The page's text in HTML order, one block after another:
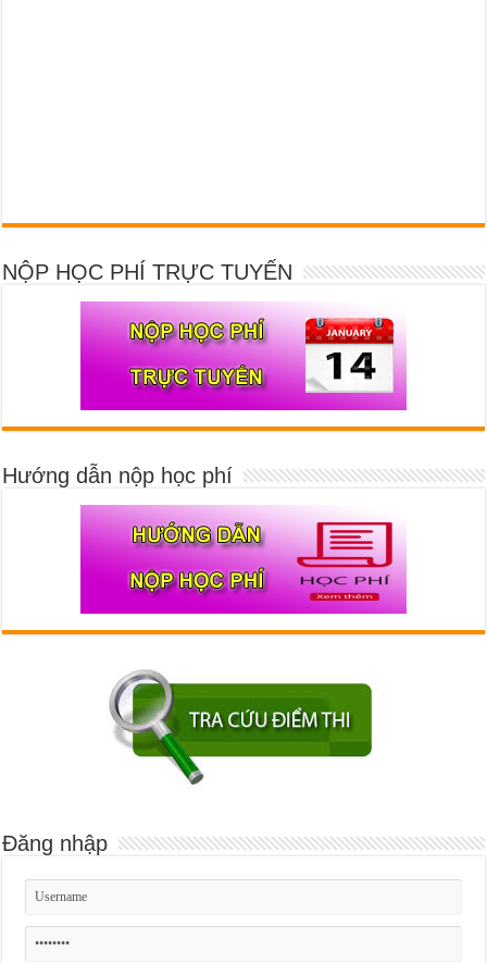
NỘP HỌC PHÍ TRỰC TUYẾN
Hướng dẫn nộp học phí
Đăng nhập